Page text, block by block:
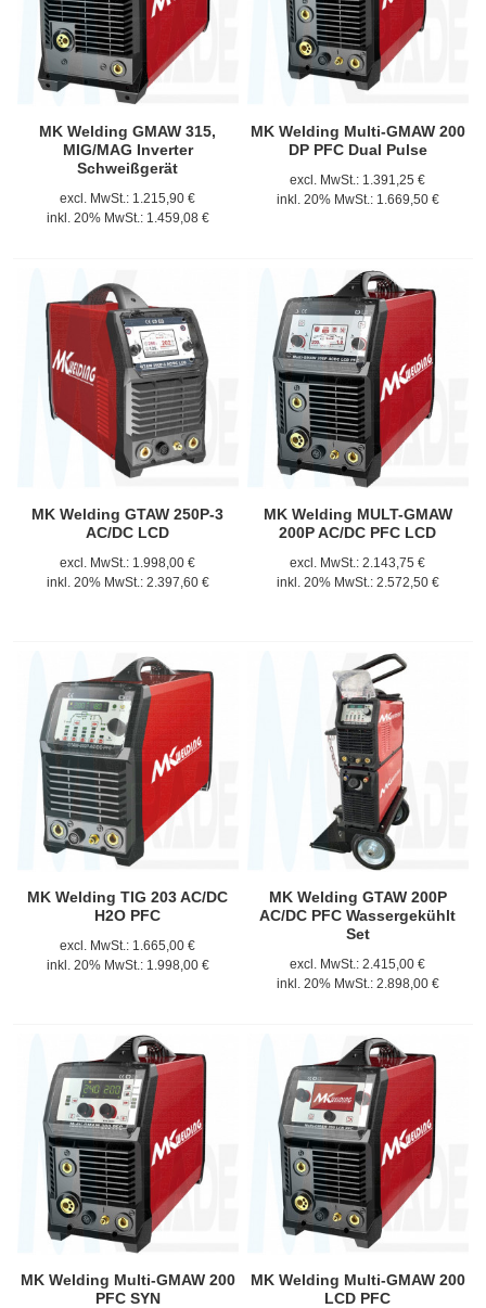
MK Welding GMAW 315,
MIG/MAG Inverter
Schweißgerät
excl. MwSt.: 1.215,90 €
inkl. 20% MwSt.: 1.459,08 €
MK Welding Multi-GMAW 200
DP PFC Dual Pulse
excl. MwSt.: 1.391,25 €
inkl. 20% MwSt.: 1.669,50 €
MK Welding GTAW 250P-3
AC/DC LCD
excl. MwSt.: 1.998,00 €
inkl. 20% MwSt.: 2.397,60 €
MK Welding MULT-GMAW
200P AC/DC PFC LCD
excl. MwSt.: 2.143,75 €
inkl. 20% MwSt.: 2.572,50 €
MK Welding TIG 203 AC/DC
H2O PFC
excl. MwSt.: 1.665,00 €
inkl. 20% MwSt.: 1.998,00 €
MK Welding GTAW 200P
AC/DC PFC Wassergekühlt
Set
excl. MwSt.: 2.415,00 €
inkl. 20% MwSt.: 2.898,00 €
MK Welding Multi-GMAW 200
PFC SYN
MK Welding Multi-GMAW 200
LCD PFC